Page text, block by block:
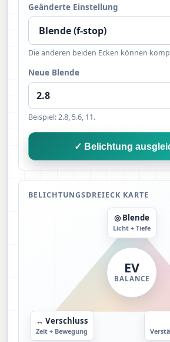
Geänderte Einstellung
Die anderen beiden Ecken können
Neue Blende
Beispiel: 2.8, 5.6, 11.
✓ Belichtung
BELICHTUNGSDREIECK KARTE
EV
BALANCE
◎ Blende
Licht + Tiefe
↔ Verschluss
Zeit + Bewegung